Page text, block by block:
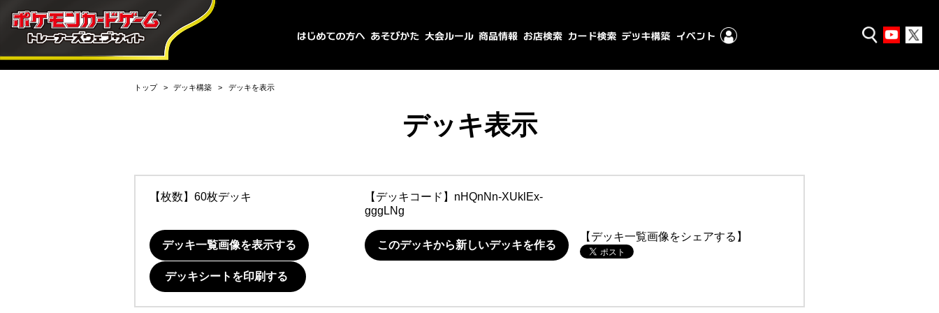
トップ デッキ構築 デッキを表示
デッキ表示
【枚数】60枚デッキ 【デッキコード】 nHQnNn-XUklEx-
gggLNg
デッキ一覧画像を表示する このデッキから新しいデッキを作る
【デッキ一覧画像をシェアする】
デッキシートを印刷する